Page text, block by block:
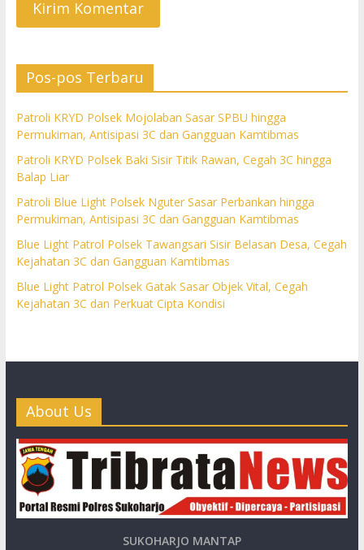
Pos-pos Terbaru
Patroli KRYD Polsek Mojolaban Sasar SPBU hingga
Permukiman, Antisipasi 3C dan Gangguan Kamtibmas
Patroli KRYD Polsek Baki Sisir Titik Rawan, Cegah 3C hingga
Balap Liar
Patroli Blue Light Polsek Nguter Sasar Perbankan hingga
Permukiman, Antisipasi 3C dan Gangguan Kamtibmas
Blue Light Patrol Polsek Tawangsari Sisir Belasan Desa, Cegah
Kejahatan 3C dan Gangguan Kamtibmas
Blue Light Patrol Polsek Gatak Sasar Objek Vital, Cegah
Kejahatan 3C dan Perkuat Cipta Kondisi
About Us
SUKOHARJO MANTAP